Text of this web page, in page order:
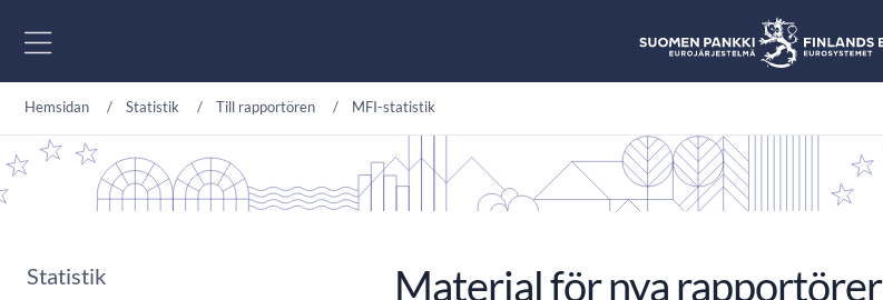
Hemsidan Statistik Till rapportören MFI-statistik
Statistik Material för nya rapportörer